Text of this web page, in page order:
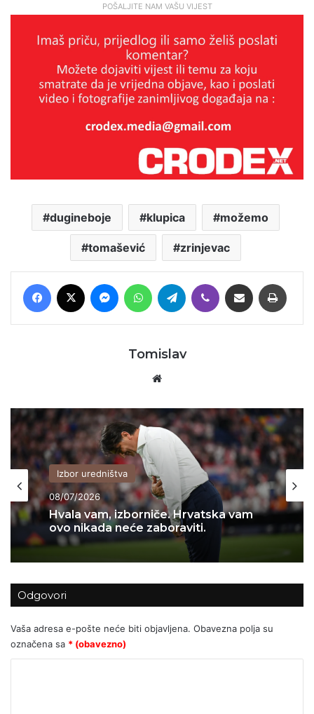
POŠALJITE NAM VAŠU VIJEST
dugineboje klupica možemo
tomašević zrinjevac
Facebook MessengerWhatsAppTelegram Viber Podijeli putem E-maila
Tomislav
Izbor uredništva
08/07/2026
Hvala vam, izborniče. Hrvatska vam
ovo nikada neće zaboraviti.
Odgovori
Vaša adresa e-pošte neće biti objavljena. Obavezna polja su
označena sa * (obavezno)